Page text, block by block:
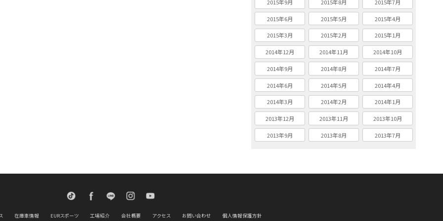
2015年9月 2015年8月 2015年7月
2015年6月 2015年5月 2015年4月
2015年3月 2015年2月 2015年1月
2014年12月 2014年11月 2014年10月
2014年9月 2014年8月 2014年7月
2014年6月 2014年5月 2014年4月
2014年3月 2014年2月 2014年1月
2013年12月 2013年11月 2013年10月
2013年9月 2013年8月 2013年7月
TikTok FacebookLINE
在庫車情報 EURスポーツ 工場紹介 会社概要 アクセス お問い合わせ 個人情報保護方針